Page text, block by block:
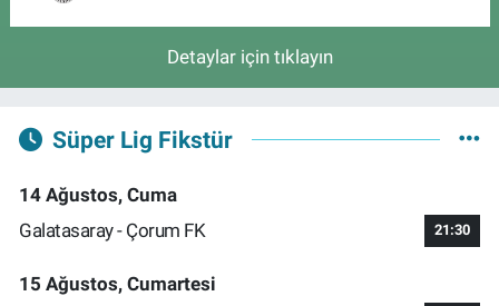
Detaylar için tıklayın
Süper Lig Fikstür
14 Ağustos, Cuma
Galatasaray - Çorum FK
21:30
15 Ağustos, Cumartesi